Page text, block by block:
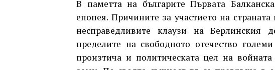
В паметта на българите Първата
епопея. Причините за участието на
несправедливите клаузи на Берлинския
пределите на свободното отечество
произтича и политическата цел на